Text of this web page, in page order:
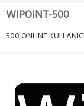
WIPOINT-500
500 ONLINE